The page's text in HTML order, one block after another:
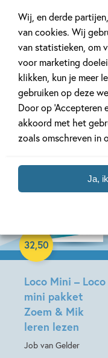
Wij, en derde
van cookies. Wij
van statistieken, om
voor marketing
klikken, kun je meer
gebruiken op deze
Door op ‘Accepteren
akkoord met het
zoals omschreven in
Ja,
Bekijk ook
Loco Mini – Loco
mini pakket
Zoem & Mik
leren lezen
Job van Gelder
32,50